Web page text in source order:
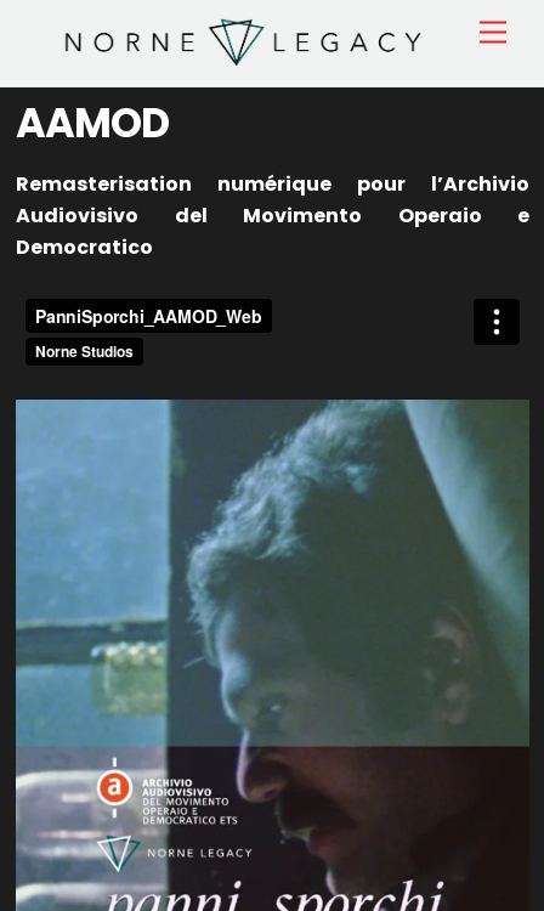
AAMOD
Remasterisation numérique pour l’Archivio
Audiovisivo del Movimento Operaio e
Democratico